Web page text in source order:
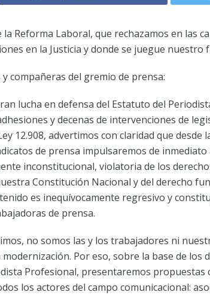
la Reforma Laboral, que rechazamos en las
en la Justicia y donde se juegue nuestro
compañeras del gremio de prensa:
lucha en defensa del Estatuto del
y decenas de intervenciones de
12.908, advertimos con claridad que desde
de prensa impulsaremos de
inconstitucional, violatoria de los
Constitución Nacional y del derecho
es inequívocamente regresivo y
de prensa.
no somos las y los trabajadores ni
Por eso, sobre la base de los
Profesional, presentaremos propuestas
los actores del campo comunicacional: